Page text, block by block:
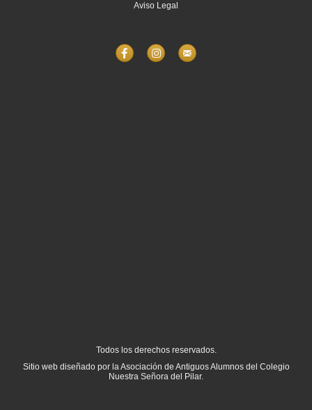
Aviso Legal
Todos los derechos reservados.
Sitio web diseñado por la Asociación de Antiguos Alumnos del Colegio
Nuestra Señora del Pilar.